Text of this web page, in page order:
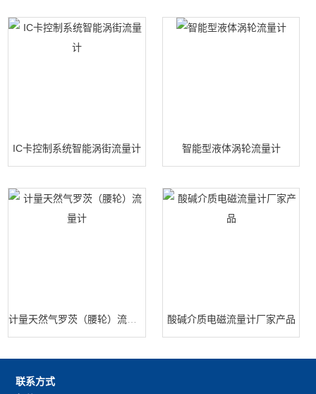
IC卡控制系统智能涡街流量计 智能型液体涡轮流量计
酸碱介质电磁流量计厂家产品
联系方式